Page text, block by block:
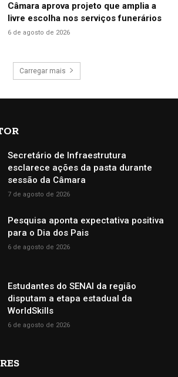
Câmara aprova projeto que amplia a
livre escolha nos serviços funerários
6 de agosto de 2026
Carregar mais
Secretário de Infraestrutura
esclarece ações da pasta durante
sessão da Câmara
7 de agosto de 2026
Pesquisa aponta expectativa positiva
para o Dia dos Pais
6 de agosto de 2026
Estudantes do SENAI da região
disputam a etapa estadual da
WorldSkills
6 de agosto de 2026